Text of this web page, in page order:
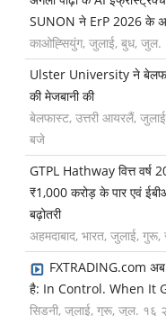
SUNON ने ErP 2026 के
काओह्सियुंग, जुलाई, बुध,
Ulster University ने
की मेजबानी की
बेलफास्ट, उत्तरी आयरलैं,
बजे
GTPL Hathway वित्त वर्ष
₹1,000 करोड़ के पार एवं
बढ़ोतरी
अहमदाबाद, भारत, जुलाई,
FXTRADING.com अब
है: In Control. When It
सिडनी, जुलाई, गुरू, जुल. १६